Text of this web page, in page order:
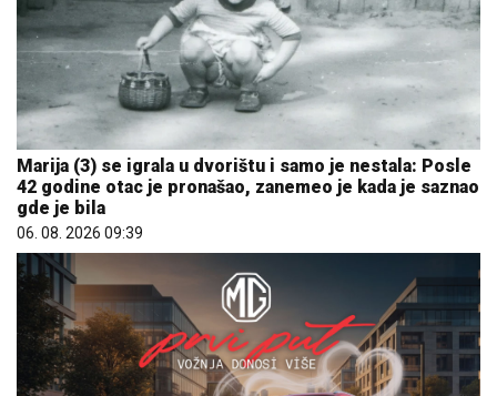
Marija (3) se igrala u dvorištu i samo je nestala: Posle
42 godine otac je pronašao, zanemeo je kada je saznao
gde je bila
06. 08. 2026 09:39